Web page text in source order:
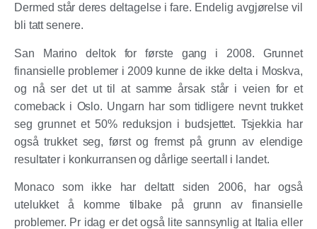
Dermed står deres deltagelse i fare. Endelig avgjørelse vil
bli tatt senere.
San Marino deltok for første gang i 2008. Grunnet
finansielle problemer i 2009 kunne de ikke delta i Moskva,
og nå ser det ut til at samme årsak står i veien for et
comeback i Oslo. Ungarn har som tidligere nevnt trukket
seg grunnet et 50% reduksjon i budsjettet. Tsjekkia har
også trukket seg, først og fremst på grunn av elendige
resultater i konkurransen og dårlige seertall i landet.
Monaco som ikke har deltatt siden 2006, har også
utelukket å komme tilbake på grunn av finansielle
problemer. Pr idag er det også lite sannsynlig at Italia eller